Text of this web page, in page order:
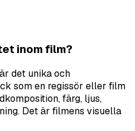
inom film?
det unika och
som en regissör eller film
färg, ljus,
Det är filmens visuella